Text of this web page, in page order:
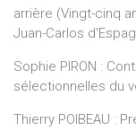
arrière (Vingt-cinq
Juan-Carlos
Sophie PIRON :
sélectionnelles du
Thierry POIBEAU :